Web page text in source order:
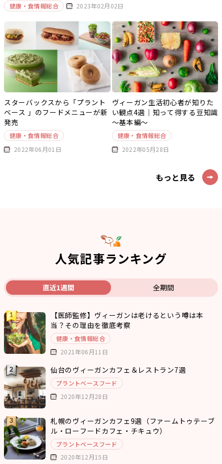
健康・食情報総合 2023年02月02日
スターバックスから「プラント
ベース 」のフードメニューが新
発売
健康・食情報総合
2022年06月01日
ヴィーガン生活初心者が知りた
い観点4選｜知って得する豆知識
～基本編～
健康・食情報総合
2022年05月28日
もっと見る
人気記事ランキング
直近1週間 全期間
【医師監修】ヴィーガンは老けるという噂は本
当？その理由を徹底考察
健康・食情報総合
2021年06月11日
仙台のヴィーガンカフェ＆レストラン7選
プラントベースフード
2020年12月28日
札幌のヴィーガンカフェ9選（ファームトゥテーブ
ル・ローフードカフェ・チキュウ）
プラントベースフード
2020年12月15日